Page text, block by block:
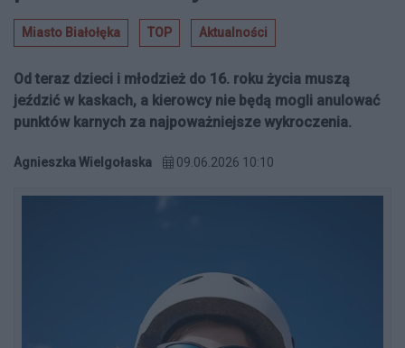
Miasto Białołęka TOP Aktualności
Od teraz dzieci i młodzież do 16. roku życia muszą
jeździć w kaskach, a kierowcy nie będą mogli anulować
punktów karnych za najpoważniejsze wykroczenia.
Agnieszka Wielgołaska 09.06.2026 10:10